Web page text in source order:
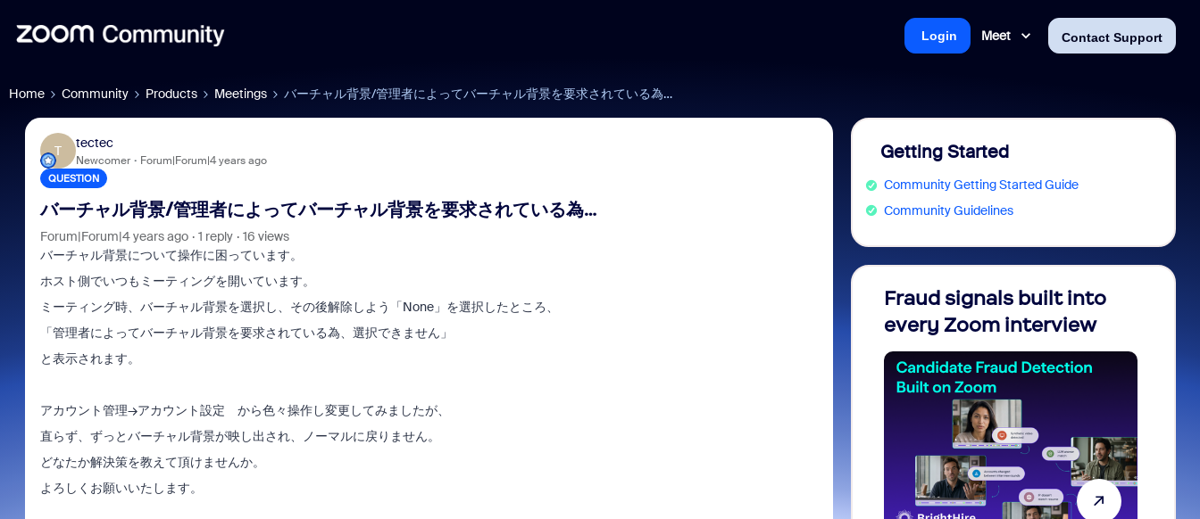
Meet Contact Support
Login
Home Community Products Meetings バーチャル背景/管理者によってバーチャル背景を要求されている為…
T
tectec
Newcomer Forum|Forum|4 years ago
QUESTION
バーチャル背景/管理者によってバーチャル背景を要求されている為…
Forum|Forum|4 years ago 1 reply
16 views
バーチャル背景について操作に困っています。
ホスト側でいつもミーティングを開いています。
ミーティング時、バーチャル背景を選択し、その後解除しよう「None」を選択したところ、
「管理者によってバーチャル背景を要求されている為、選択できません」
と表示されます。
アカウント管理→アカウント設定 から色々操作し変更してみましたが、
直らず、ずっとバーチャル背景が映し出され、ノーマルに戻りません。
どなたか解決策を教えて頂けませんか。
よろしくお願いいたします。
Getting Started
Community Getting Started Guide
Community Guidelines
Fraud signals built into
every Zoom interview